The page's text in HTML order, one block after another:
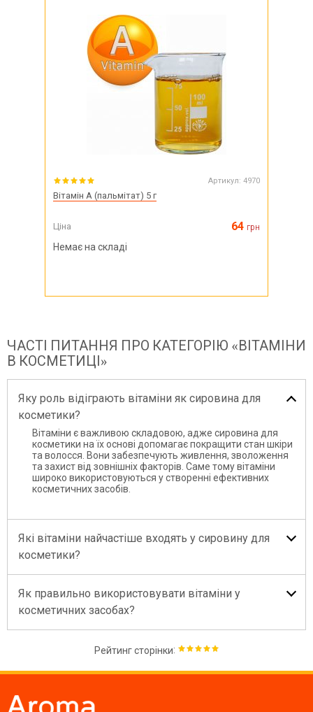
Артикул: 4970
Вітамін A (пальмітат) 5 г
Ціна 64 грн
Немає на складі
ЧАСТІ ПИТАННЯ ПРО КАТЕГОРІЮ «ВІТАМІНИ
В КОСМЕТИЦІ»
Яку роль відіграють вітаміни як сировина для
косметики?
Вітаміни є важливою складовою, адже сировина для
косметики на їх основі допомагає покращити стан шкіри
та волосся. Вони забезпечують живлення, зволоження
та захист від зовнішніх факторів. Саме тому вітаміни
широко використовуються у створенні ефективних
косметичних засобів.
Які вітаміни найчастіше входять у сировину для
косметики?
Як правильно використовувати вітаміни у
косметичних засобах?
Рейтинг сторінки: